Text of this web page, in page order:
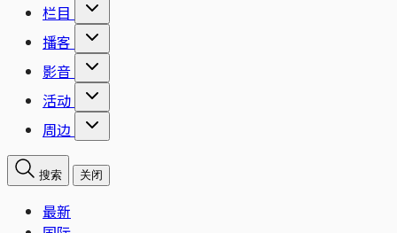
栏目
播客
影音
活动
周边
搜索 关闭
最新